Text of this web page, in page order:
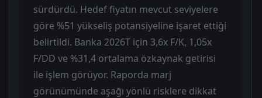
sürdürdü. Hedef fiyatın mevcut seviyelere
göre %51 yükseliş potansiyeline işaret ettiği
belirtildi. Banka 2026T için 3,6x F/K, 1,05x
F/DD ve %31,4 ortalama özkaynak getirisi
ile işlem görüyor. Raporda marj
görünümünde aşağı yönlü risklere dikkat